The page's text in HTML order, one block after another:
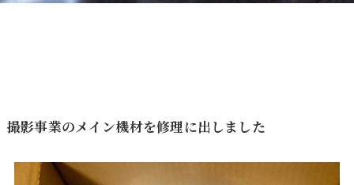
撮影事業のメイン機材を修理に出しました